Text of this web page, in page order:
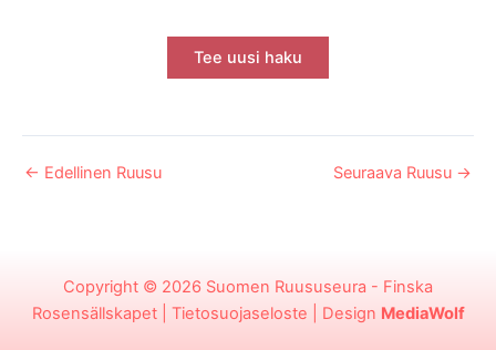
Tee uusi haku
← Edellinen Ruusu Seuraava Ruusu →
Copyright © 2026 Suomen Ruususeura - Finska
Rosensällskapet| Tietosuojaseloste | Design MediaWolf